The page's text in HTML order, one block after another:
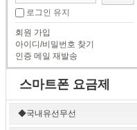
로그인 유지
회원 가입
아이디/비밀번호 찾기
인증 메일 재발송
스마트폰 요금제
◆국내유선무선